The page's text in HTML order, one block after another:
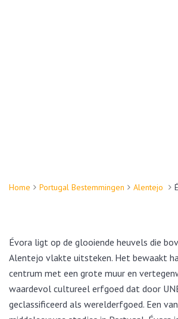
Home Portugal Bestemmingen Alentejo
Évora ligt op de glooiende heuvels die
Alentejo vlakte uitsteken. Het bewaakt
centrum met een grote muur en
waardevol cultureel erfgoed dat door
geclassificeerd als werelderfgoed. Een